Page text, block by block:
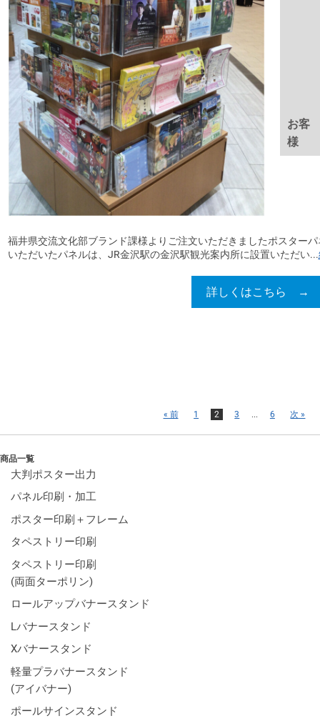
お客
様
福井県交流文化部ブランド課様よりご注文いただきましたポスター
いただいたパネルは、JR金沢駅の金沢駅観光案内所に設置いただい...
詳しくはこちら →
« 前 1 2 3 ... 6 次 »
商品一覧
大判ポスター出力
パネル印刷・加工
ポスター印刷＋フレーム
タペストリー印刷
タペストリー印刷
(両面ターポリン)
ロールアップバナースタンド
Lバナースタンド
Xバナースタンド
軽量プラバナースタンド
(アイバナー)
ポールサインスタンド